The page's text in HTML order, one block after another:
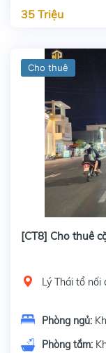
35 Triệu
Cho thuê
[CT8] Cho thuê
Lý Thái tổ nối
Phòng ngủ:
Phòng tắm: